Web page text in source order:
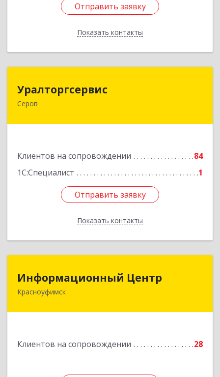
Отправить заявку
Показать контакты
Отправить заявку
Назад
Уралторгсервис
Серов
Клиентов на сопровождении
84
1С:Специалист
1
Отправить заявку
Показать контакты
624980, Свердловская обл, Серов г, Кирова ул,
Отправить заявку
Назад
Информационный Центр
Красноуфимск
Клиентов на сопровождении 28
Информационный Центр
623300, Свердловская обл, Красноуфимск г,